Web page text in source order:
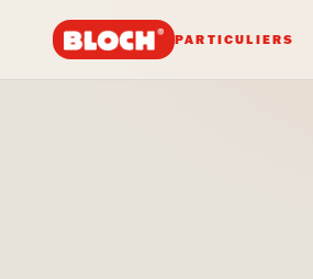
PARTICULIERS